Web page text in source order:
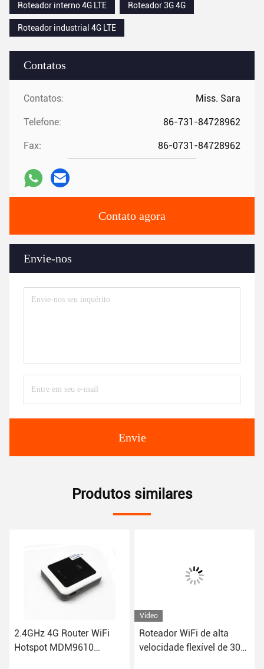
Contatos
Contatos: Miss. Sara
Telefone: 86-731-84728962
Fax: 86-0731-84728962
Contato agora
Envie-nos
Envie
Roteador interno 4G LTE
Roteador 3G 4G
Roteador industrial 4G LTE
Produtos similares
2.4GHz 4G Router WiFi
Hotspot MDM9610
Vídeo
Roteador WiFi de alta
velocidade flexível de 300